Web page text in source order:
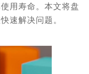
用寿命。本文将盘
速解决问题。